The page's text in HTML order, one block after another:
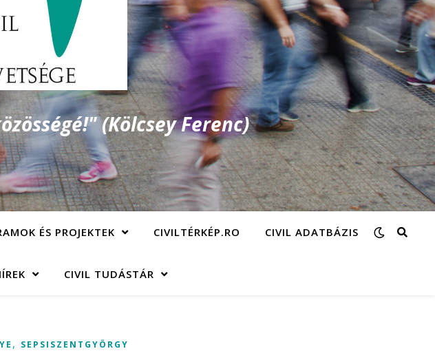
(Kölcsey Ferenc)
ÉS PROJEKTEK CIVILTÉRKÉP.RO CIVIL ADATBÁZIS
CIVIL TUDÁSTÁR
, SEPSISZENTGYÖRGY